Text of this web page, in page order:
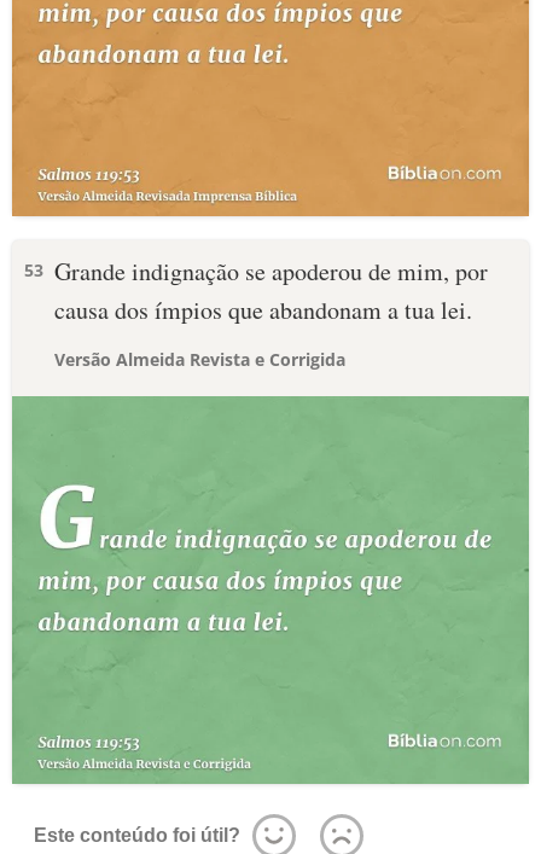
53 Grande indignação se apoderou de mim, por
causa dos ímpios que abandonam a tua lei.
Versão Almeida Revista e Corrigida
Este conteúdo foi útil?